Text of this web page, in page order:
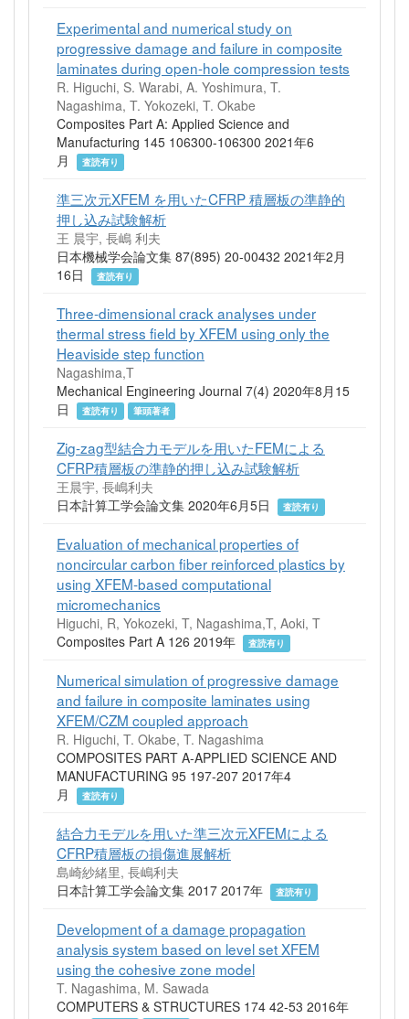
Experimental and numerical study on
progressive damage and failure in composite
laminates during open-hole compression tests
R. Higuchi, S. Warabi, A. Yoshimura, T.
Nagashima, T. Yokozeki, T. Okabe
Composites Part A: Applied Science and
Manufacturing 145 106300-106300 2021年6
月
査読有り
準三次元XFEM を用いたCFRP 積層板の準静的
押し込み試験解析
王 晨宇, 長嶋 利夫
日本機械学会論文集 87(895) 20-00432 2021年2月
16日
査読有り
Three-dimensional crack analyses under
thermal stress field by XFEM using only the
Heaviside step function
Nagashima,T
Mechanical Engineering Journal 7(4) 2020年8月15
日
査読有り 筆頭著者
Zig-zag型結合力モデルを用いたFEMによる
CFRP積層板の準静的押し込み試験解析
王晨宇, 長嶋利夫
日本計算工学会論文集 2020年6月5日
査読有り
Evaluation of mechanical properties of
noncircular carbon fiber reinforced plastics by
using XFEM-based computational
micromechanics
Higuchi, R, Yokozeki, T, Nagashima,T, Aoki, T
Composites Part A 126 2019年
査読有り
Numerical simulation of progressive damage
and failure in composite laminates using
XFEM/CZM coupled approach
R. Higuchi, T. Okabe, T. Nagashima
COMPOSITES PART A-APPLIED SCIENCE AND
MANUFACTURING 95 197-207 2017年4
月
査読有り
結合力モデルを用いた準三次元XFEMによる
CFRP積層板の損傷進展解析
島崎紗緒里, 長嶋利夫
日本計算工学会論文集 2017 2017年
査読有り
Development of a damage propagation
analysis system based on level set XFEM
using the cohesive zone model
T. Nagashima, M. Sawada
COMPUTERS & STRUCTURES 174 42-53 2016年